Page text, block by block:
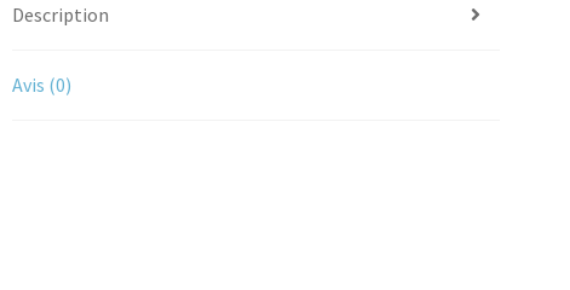
Description
Avis (0)